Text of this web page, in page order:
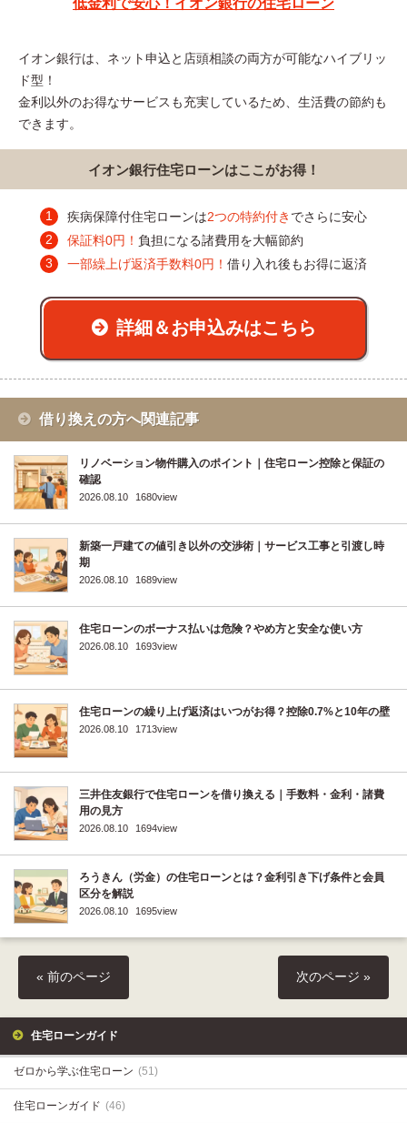
イオン銀行は、ネット申込と店頭相談の両方が可能なハイブリッ
ド型！
金利以外のお得なサービスも充実しているため、生活費の節約も
できます。
イオン銀行住宅ローンはここがお得！
疾病保障付住宅ローンは2つの特約付き でさらに安心
保証料0円！ 負担になる諸費用を大幅節約
一部繰上げ返済手数料0円！ 借り入れ後もお得に返済
詳細＆お申込みはこちら
借り換えの方へ関連記事
リノベーション物件購入のポイント｜住宅ローン控除と保証の
確認
2026.08.10 1680view
新築一戸建ての値引き以外の交渉術｜サービス工事と引渡し時
期
2026.08.10 1689view
住宅ローンのボーナス払いは危険？やめ方と安全な使い方
2026.08.10 1693view
住宅ローンの繰り上げ返済はいつがお得？控除0.7%と10年の壁
2026.08.10 1713view
三井住友銀行で住宅ローンを借り換える｜手数料・金利・諸費
用の見方
2026.08.10 1694view
ろうきん（労金）の住宅ローンとは？金利引き下げ条件と会員
区分を解説
2026.08.10 1695view
« 前のページ 次のページ »
住宅ローンガイド
ゼロから学ぶ住宅ローン (51)
住宅ローンガイド (46)